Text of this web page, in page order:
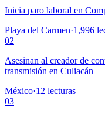
Inicia paro laboral en
Playa del Carmen·1,996
02
Asesinan al creador de
transmisión en Culiacán
México·12 lecturas
03